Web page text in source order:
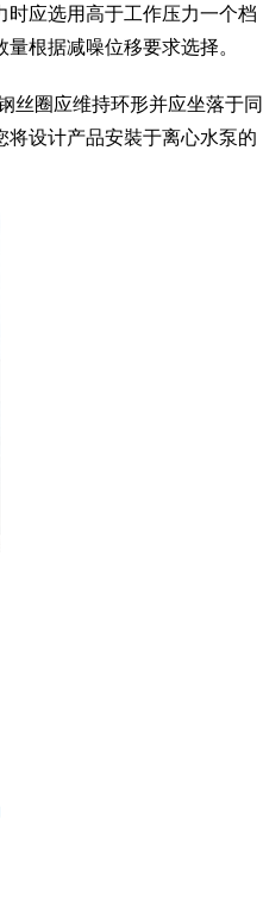
时应选用高于工作压力一个档
根据减噪位移要求选择。
丝圈应维持环形并应坐落于同
设计产品安裝于离心水泵的